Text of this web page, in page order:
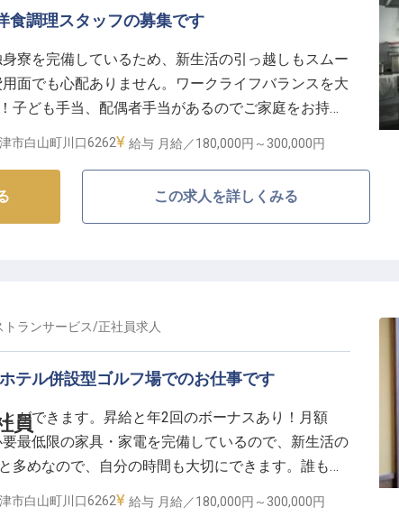
食調理スタッフの募集です
寮を完備しているため、新生活の引っ越しもスムー
面でも心配ありません。ワークライフバランスを大
子ども手当、配偶者手当があるのでご家庭をお持ち
帰実績があり、産後復帰手当も支給！スタッフのラ
給と年2回の賞与もポイント！※この求人は2022年8
市白山町川口6262 給与 月給／180,000円～ 300,000円
この求人を詳しくみる
員
トランサービス/正社員求人
テル併設型ゴルフ場でのお仕事です
ができます。昇給と年2回のボーナスあり！月額
最低限の家具・家電を完備しているので、新生活の
多めなので、自分の時間も大切にできます。誰もが
、産休育休の取得・復帰実績あり！産後復帰手当も
のも嬉しいポイントです。※この求人は2022年8月3
市白山町川口6262 給与 月給／180,000円～ 300,000円